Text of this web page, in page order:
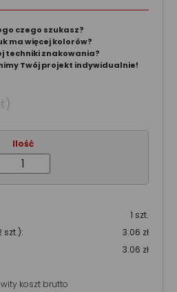
czego szukasz?
ma więcej kolorów?
techniki znakowania?
Twój projekt indywidualnie!
Ilość
1 szt.
szt.):
3.06 zł
3.06 zł
koszt brutto